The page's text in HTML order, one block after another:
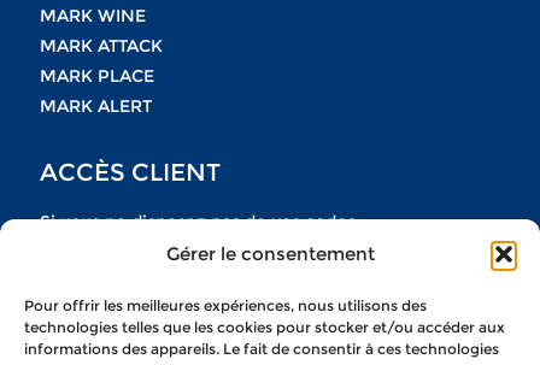
Gérer le consentement
Pour offrir les meilleures expériences, nous utilisons des
technologies telles que les cookies pour stocker et/ou accéder aux
informations des appareils. Le fait de consentir à ces technologies
MARK WINE
MARK ATTACK
MARK PLACE
MARK ALERT
ACCÈS CLIENT
Si vous ne disposez pas de vos codes
n’hésitez pas à nous contacter
NOUS CONTACTER